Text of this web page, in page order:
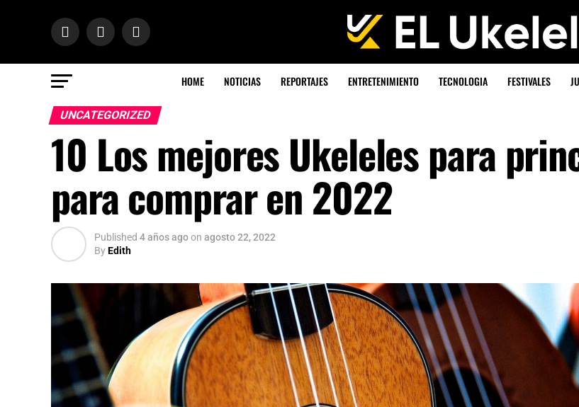
HOME NOTICIAS REPORTAJES ENTRETENIMIENTO TECNOLOGIA FESTIVALES
UNCATEGORIZED
10 Los mejores Ukeleles para
para comprar en 2022
Published 4 años agoon agosto 22, 2022
ByEdith